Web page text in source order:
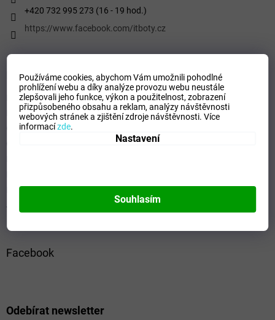
Používáme cookies, abychom Vám umožnili pohodlné
prohlížení webu a díky analýze provozu webu neustále
zlepšovali jeho funkce, výkon a použitelnost,zobrazení
přizpůsobeného obsahu a reklam, analýzy návštěvnosti
webových stránek a zjištění zdroje návštěvnosti.Více
informacízde.
Nastavení
Souhlasím
+420 732 995 273 (16 - 19 hod.)
https://www.facebook.com/itboty.cz
Informace pro vás
Kontaktní formulář
Podmínky ochrany osobních údajů
Obchodní podmínky
Formulář pro Reklamace
Jak ověřujeme hodnocení a recenze
Facebook
Odebírat newsletter